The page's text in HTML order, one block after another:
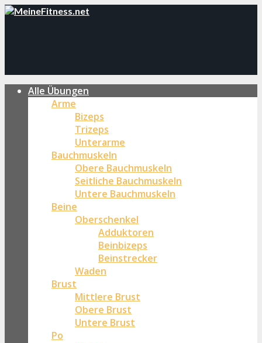
Alle Übungen
Arme
Bizeps
Trizeps
Unterarme
Bauchmuskeln
Obere Bauchmuskeln
Seitliche Bauchmuskeln
Untere Bauchmuskeln
Beine
Oberschenkel
Adduktoren
Beinbizeps
Beinstrecker
Waden
Brust
Mittlere Brust
Obere Brust
Untere Brust
Po